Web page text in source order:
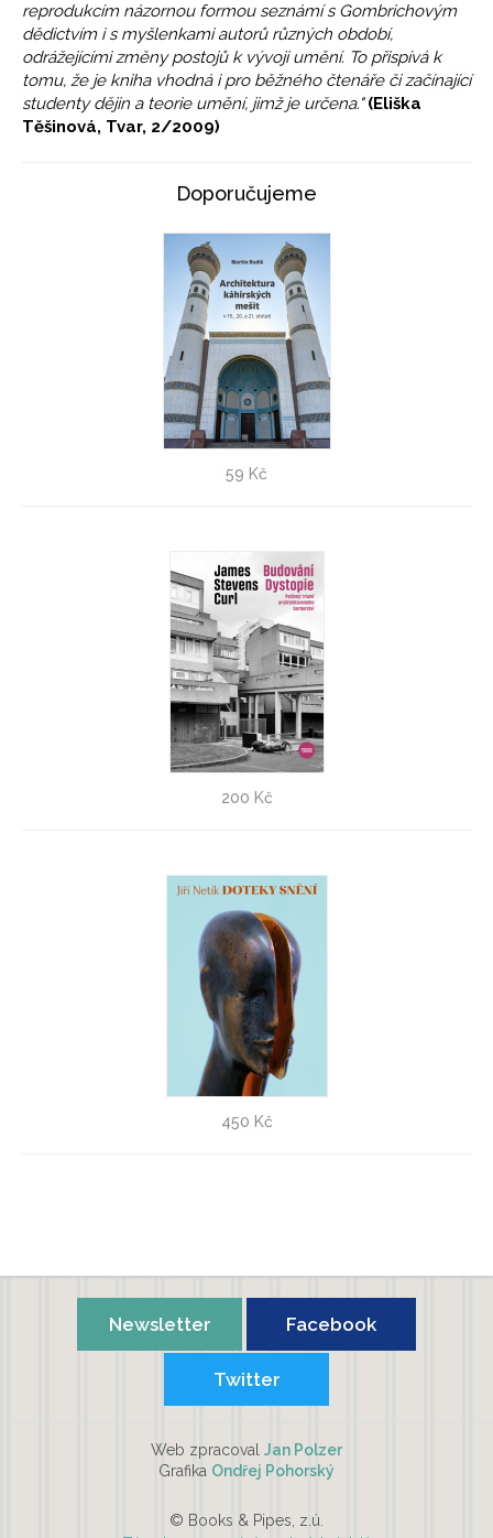
reprodukcím názornou formou seznámí s Gombrichovým
dědictvím i s myšlenkami autorů různých období,
odrážejícími změny postojů k vývoji umění. To přispívá k
tomu, že je kniha vhodná i pro běžného čtenáře či začínající
studenty dějin a teorie umění, jimž je určena." (Eliška
Těšinová, Tvar, 2/2009)
Doporučujeme
Architektura káhirských mešit - VÝPRODEJ!
59 Kč
Budování Dystopie - VÝPRODEJ!
200 Kč
Jiří Netík: Doteky snění - VÝPRODEJ!
450 Kč
Newsletter Facebook
Twitter
Web zpracoval Jan Polzer
Grafika Ondřej Pohorský
© Books & Pipes, z.ú.